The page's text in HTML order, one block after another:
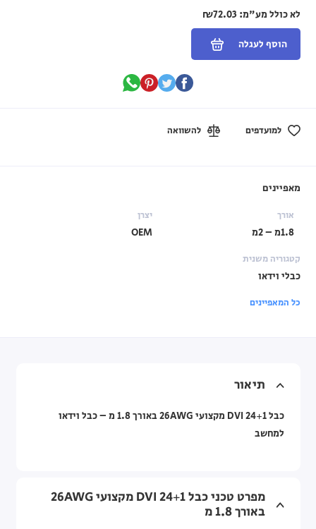
לא כולל מע"מ:₪72.03
הוסף לעגלה
למועדפים להשוואה
מאפיינים
אורך
1.8מ – 2מ
יצרן
OEM
קטגוריה משנית
כבלי וידאו
כל המאפיינים
תיאור
כבל 24+1 DVI מקצועי 26AWG באורך 1.8 מ – כבל וידאו
למחשב
מפרט טכני כבל 24+1 DVI מקצועי 26AWG
באורך 1.8 מ